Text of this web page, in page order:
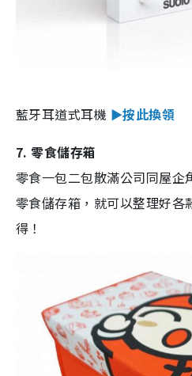
藍牙耳道式耳機 ►按此換領
7. 零食儲存箱
零食一包二包散滿公司同屋企
零食儲存箱，就可以整理好各
得！